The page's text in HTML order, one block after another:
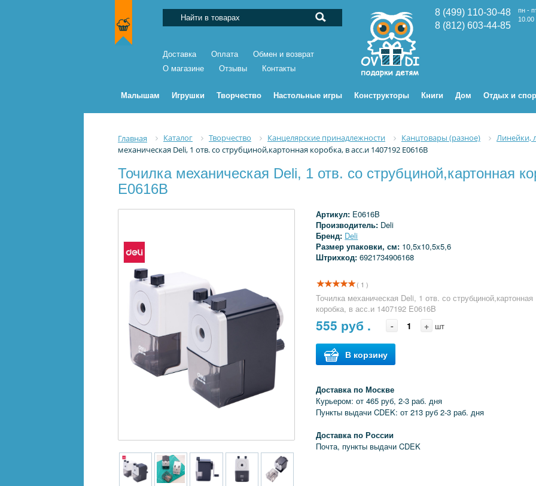
Доставка Оплата
Обмен и возврат
О магазине
Отзывы Контакты
8 (499) 110-30-48
пн -
10.00
8 (812) 603-44-85
Малышам Игрушки Творчество Настольные игры Конструкторы Книги Дом Отдых и
Главная Каталог Творчество Канцелярские принадлежности Канцтовары (разное) Линейки,
механическая Deli, 1 отв. со струбциной,картонная коробка, в асс.и 1407192 E0616B
Точилка механическая Deli, 1 отв. со струбциной,картонная
E0616B
Артикул: E0616B
Производитель: Deli
Бренд: Deli
Размер упаковки, см: 10,5x10,5x5,6
Штрихкод:6921734906168
( 1 )
Точилка механическая Deli, 1 отв. со струбциной,картонная
коробка, в асс.и 1407192 E0616B
555 руб . - + шт
В корзину
Доставка по Москве
Курьером: от 465 руб, 2-3 раб. дня
Пункты выдачи CDEK: от 213 руб 2-3 раб. дня
Доставка по России
Почта, пункты выдачи CDEK